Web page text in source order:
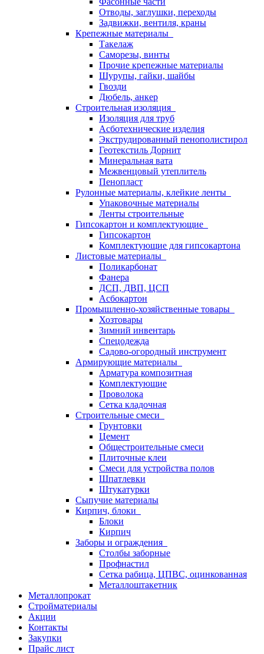
Отводы, заглушки, переходы
Задвижки, вентиля, краны
Крепежные материалы
Такелаж
Саморезы, винты
Прочие крепежные материалы
Шурупы, гайки, шайбы
Гвозди
Дюбель, анкер
Строительная изоляция
Изоляция для труб
Асботехнические изделия
Экструдированный пенополистирол
Геотекстиль Дорнит
Минеральная вата
Межвенцовый утеплитель
Пенопласт
Рулонные материалы, клейкие ленты
Упаковочные материалы
Ленты строительные
Гипсокартон и комплектующие
Гипсокартон
Комплектующие для гипсокартона
Листовые материалы
Поликарбонат
Фанера
ДСП, ДВП, ЦСП
Асбокартон
Промышленно-хозяйственные товары
Хозтовары
Зимний инвентарь
Спецодежда
Садово-огородный инструмент
Армирующие материалы
Арматура композитная
Комплектующие
Проволока
Сетка кладочная
Строительные смеси
Грунтовки
Цемент
Общестроительные смеси
Плиточные клеи
Смеси для устройства полов
Шпатлевки
Штукатурки
Сыпучие материалы
Кирпич, блоки
Блоки
Кирпич
Заборы и ограждения
Столбы заборные
Профнастил
Сетка рабица, ЦПВС, оцинкованная
Металлоштакетник
Металлопрокат
Стройматериалы
Акции
Контакты
Закупки
Прайс лист